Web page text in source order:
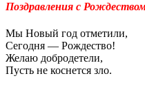
Поздравления с
Мы Новый год отметили,
Сегодня — Рождество!
Желаю добродетели,
Пусть не коснется зло.